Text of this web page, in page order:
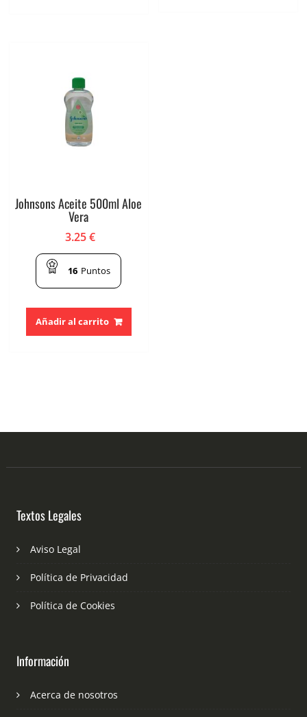
Johnsons Aceite 500ml Aloe
Vera
3.25€
16 Puntos
Añadir al carrito
Textos Legales
Aviso Legal
Política de Privacidad
Política de Cookies
Información
Acerca de nosotros